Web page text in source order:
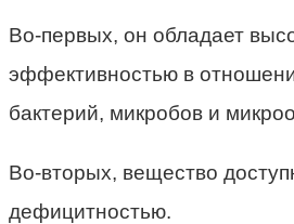
Во-первых, он обладает
эффективностью в
бактерий, микробов и
Во-вторых, вещество
дефицитностью.